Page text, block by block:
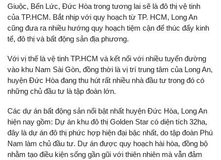
Giuộc, Bến Lức, Đức Hòa trong tương lai sẽ là đô thị vệ tinh
của TP.HCM. Bắt nhịp với quy hoạch từ TP. HCM, Long An
cũng đưa ra nhiều hướng quy hoạch tiệm cận để thúc đẩy kinh
tế, đô thị và bất động sản địa phương.
Với vị thế là vệ tinh TP.HCM và kết nối với nhiều tuyến đường
vào khu Nam Sài Gòn, đồng thời là vị trí trung tâm của Long An,
huyện Đức Hòa đang thu hút rất nhiều nhà đầu tư trong đó có
những chủ đầu tư là tập đoàn lớn.
Các dự án bất động sản nổi bật nhất huyện Đức Hòa, Long An
hiện nay gồm: Dự án khu đô thị Golden Star có diện tích 32ha,
đây là dự án đô thị phức hợp hiện đại bậc nhất, do tập đoàn Phú
Nam làm chủ đầu tư. Dự án được quy hoạch hài hòa, đồng bộ
nhằm tạo điều kiện sống gần gũi với thiên nhiên mà vẫn đảm